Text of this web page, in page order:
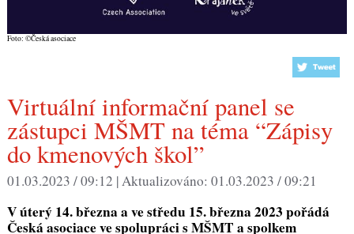
Foto: ©Česká asociace
Virtuální informační panel se
zástupci MŠMT na téma “Zápisy
do kmenových škol”
01.03.2023 / 09:12 | Aktualizováno: 01.03.2023 / 09:21
V úterý 14. března a ve středu 15. března 2023 pořádá
Česká asociace ve spolupráci s MŠMT a spolkem